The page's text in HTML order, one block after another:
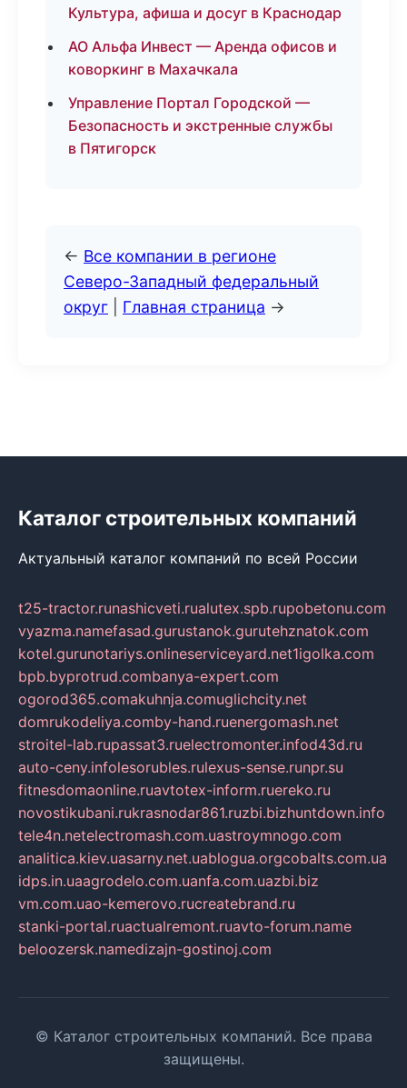
Культура, афиша и досуг в Краснодар
АО Альфа Инвест — Аренда офисов и
коворкинг в Махачкала
Управление Портал Городской —
Безопасность и экстренные службы
в Пятигорск
← Все компании в регионе
Северо-Западный федеральный
округ
Главная страница →
Каталог строительных компаний
Актуальный каталог компаний по всей России
t25-tractor.runashicveti.rualutex.spb.rupobetonu.com
vyazma.namefasad.gurustanok.gurutehznatok.com
kotel.gurunotariys.onlineserviceyard.net1igolka.com
bpb.byprotrud.combanya-expert.com
ogorod365.comakuhnja.comuglichcity.net
domrukodeliya.comby-hand.ruenergomash.net
stroitel-lab.rupassat3.ruelectromonter.infod43d.ru
auto-ceny.infolesorubles.rulexus-sense.runpr.su
fitnesdomaonline.ruavtotex-inform.ruereko.ru
novostikubani.rukrasnodar861.ruzbi.bizhuntdown.info
tele4n.netelectromash.com.uastroymnogo.com
analitica.kiev.uasarny.net.uablogua.orgcobalts.com.ua
idps.in.uaagrodelo.com.uanfa.com.uazbi.biz
vm.com.uao-kemerovo.rucreatebrand.ru
stanki-portal.ruactualremont.ruavto-forum.name
beloozersk.namedizajn-gostinoj.com
© Каталог строительных компаний. Все права
защищены.